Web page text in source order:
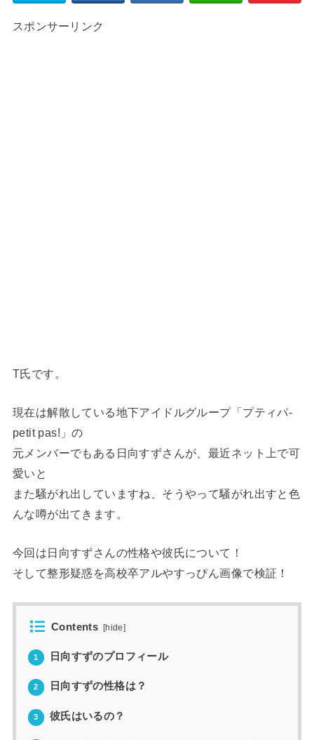
スポンサーリンク
T氏です。
現在は解散している地下アイドルグループ「プティパ-
petit pas!」の
元メンバーでもある日向すずさんが、最近ネット上で可
愛いと
また騒がれ出していますね、そうやって騒がれ出すと色
んな噂が出てきます。
今回は日向すずさんの性格や彼氏について！
そして整形疑惑を高校卒アルやすっぴん画像で検証！
Contents [hide]
1 日向すずのプロフィール
2 日向すずの性格は？
3 彼氏はいるの？